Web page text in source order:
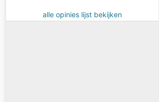
alle opinies lijst bekijken